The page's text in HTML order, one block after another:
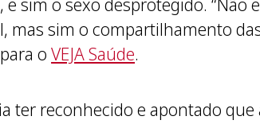
e sim o sexo desprotegido.
mas sim o compartilhamento
oVEJA Saúde.
ter reconhecido e apontado